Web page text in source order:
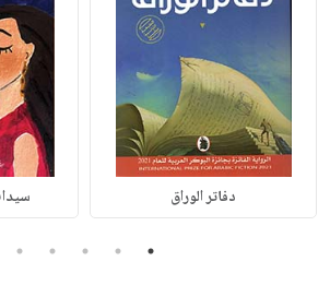
دفاتر الوراق
1
2
3
4
5